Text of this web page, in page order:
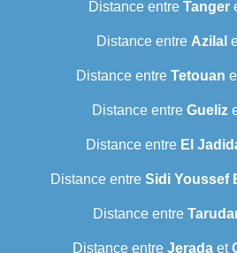
Distance entre Tanger
Distance entre Azilal
Distance entre Tetouan
Distance entre Gueliz
Distance entre El
Distance entre Sidi Youssef
Distance entre
Distance entre Jerada et